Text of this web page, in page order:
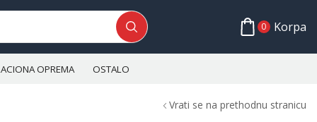
0 Korpa
OPREMA OSTALO
Vrati se na prethodnu stranicu